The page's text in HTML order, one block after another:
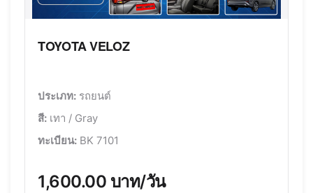
TOYOTA VELOZ
ประเภท: รถยนต์
สี: เทา / Gray
ทะเบียน: BK 7101
1,600.00 บาท/วัน